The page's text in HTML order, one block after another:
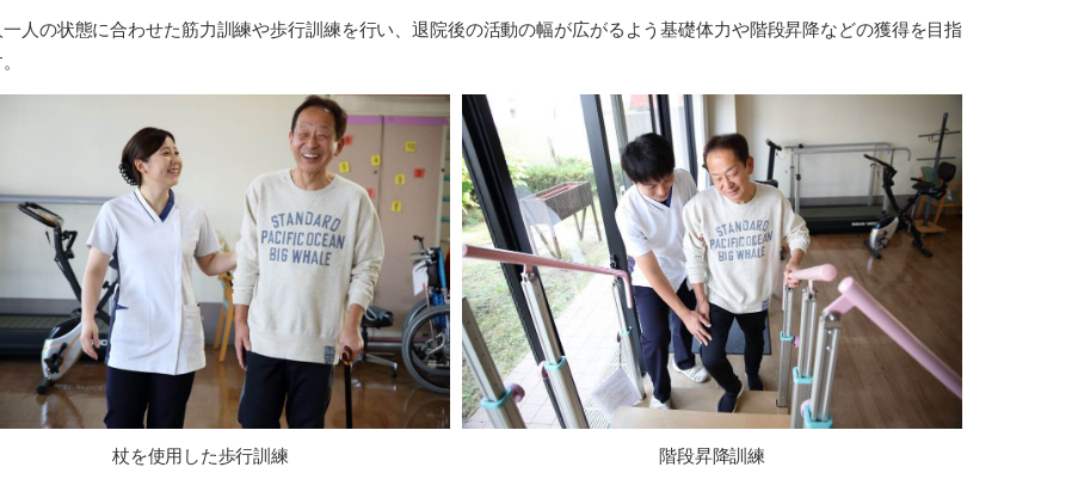
人の状態に合わせた筋力訓練や歩行訓練を行い、退院後の活動の幅が広がるよう基礎体力や階段昇降などの獲得を目指
杖を使用した歩行訓練 階段昇降訓練